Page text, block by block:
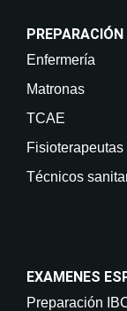
Enfermería
Matronas
TCAE
Fisioterapeutas
Técnicos
EXAMENES
Preparación